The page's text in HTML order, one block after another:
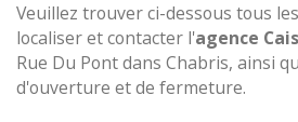
Veuillez trouver ci-dessous tous
localiser et contacter l'agence
Rue Du Pont dans Chabris, ainsi
d'ouverture et de fermeture.